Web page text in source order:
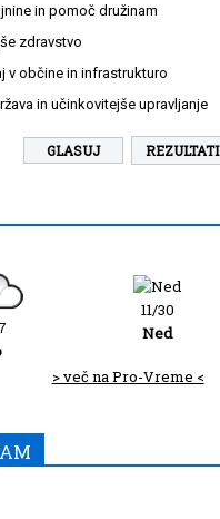
in pomoč družinam
zdravstvo
v občine in infrastrukturo
in učinkovitejše upravljanje
REZULTATI
11/30
Ned
> več na Pro-Vreme <